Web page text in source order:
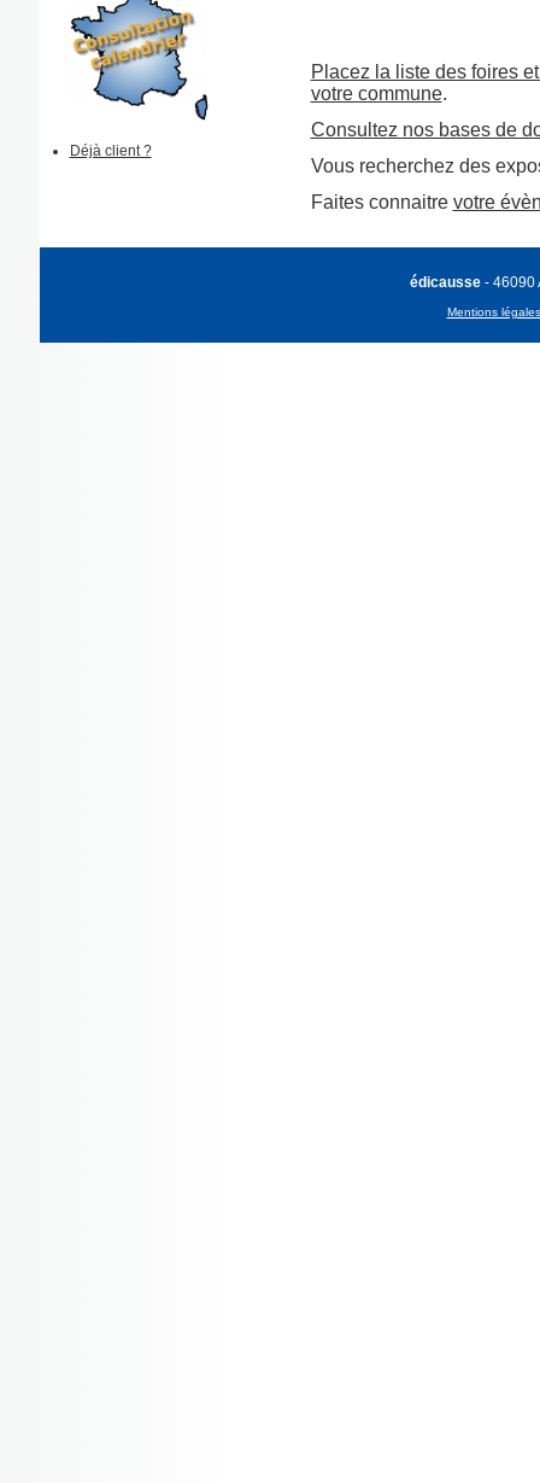
Déjà client ?
Placez la liste des foires
votre commune.
Consultez nos bases de
Vous recherchez des
Faites connaitre votre
édicausse - 46090
Mentions légales